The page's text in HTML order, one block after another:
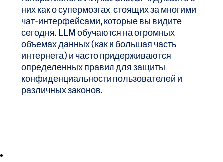
них как о супермозгах, стоящих за многими
чат-интерфейсами, которые вы видите
сегодня. LLM обучаются на огромных
объемах данных (как и большая часть
интернета) и часто придерживаются
определенных правил для защиты
конфиденциальности пользователей и
различных законов.